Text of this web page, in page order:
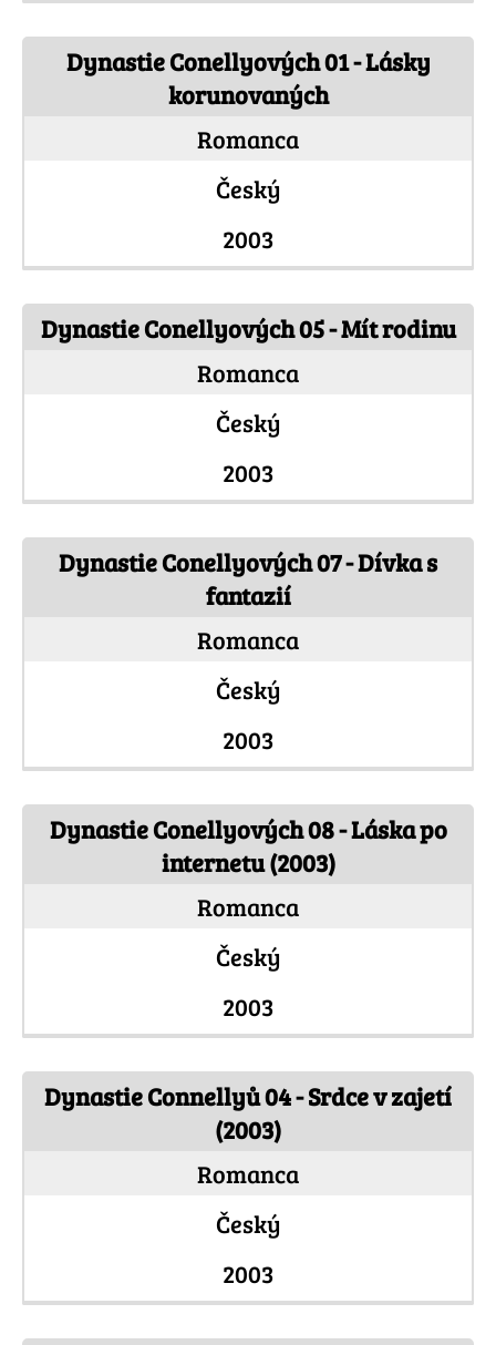
Dynastie Conellyových 01 - Lásky
korunovaných
Romanca
Český
2003
Dynastie Conellyových 05 - Mít rodinu
Romanca
Český
2003
Dynastie Conellyových 07 - Dívka s
fantazií
Romanca
Český
2003
Dynastie Conellyových 08 - Láska po
internetu (2003)
Romanca
Český
2003
Dynastie Connellyů 04 - Srdce v zajetí
(2003)
Romanca
Český
2003